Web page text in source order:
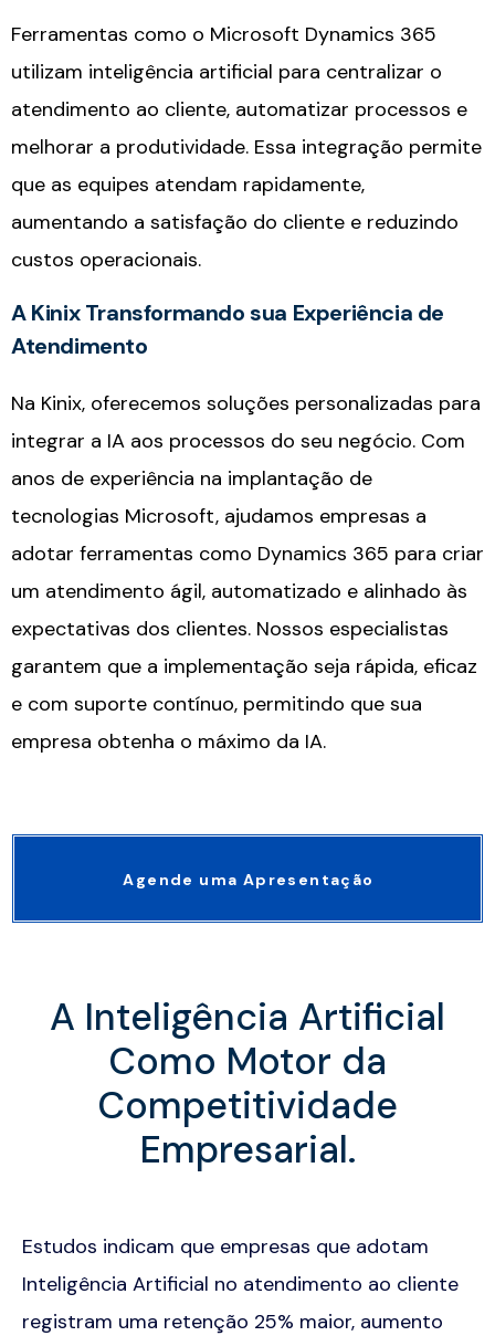
Ferramentas como o Microsoft Dynamics 365
utilizam inteligência artificial para centralizar o
atendimento ao cliente, automatizar processos e
melhorar a produtividade. Essa integração permite
que as equipes atendam rapidamente,
aumentando a satisfação do cliente e reduzindo
custos operacionais.
A Kinix Transformando sua Experiência de
Atendimento
Na Kinix, oferecemos soluções personalizadas para
integrar a IA aos processos do seu negócio. Com
anos de experiência na implantação de
tecnologias Microsoft, ajudamos empresas a
adotar ferramentas como Dynamics 365 para criar
um atendimento ágil, automatizado e alinhado às
expectativas dos clientes. Nossos especialistas
garantem que a implementação seja rápida, eficaz
e com suporte contínuo, permitindo que sua
empresa obtenha o máximo da IA.
Agende uma Apresentação
A Inteligência Artificial
Como Motor da
Competitividade
Empresarial.
Estudos indicam que empresas que adotam
Inteligência Artificial no atendimento ao cliente
registram uma retenção 25% maior, aumento